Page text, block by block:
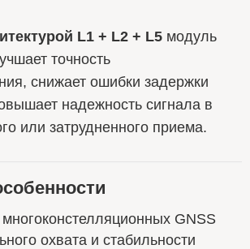
L1 + L2 + L5 модуль
точность
снижает ошибки задержки
надежность сигнала в
или затрудненного приема.
GNSS
охвата и стабильности